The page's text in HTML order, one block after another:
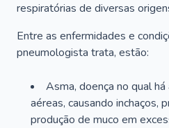
respiratórias de diversas
Entre as enfermidades e
pneumologista trata, estão:
Asma, doença no qual
aéreas, causando inchaços,
produção de muco em